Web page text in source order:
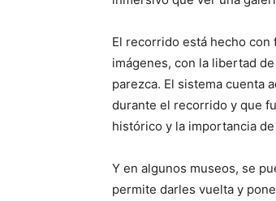
El recorrido está hecho con
imágenes, con la libertad
parezca. El sistema cuenta
durante el recorrido y que
histórico y la importancia
Y en algunos museos, se
permite darles vuelta y